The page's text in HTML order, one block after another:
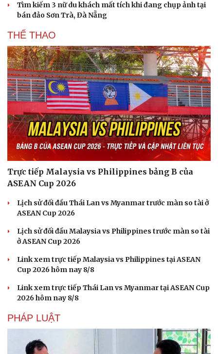
Văn hóa
Sân khấu - Điện ảnh
Văn học
Âm nhạc
Di sản
Giải trí
Nghệ sĩ
Thời trang
Sao Việt
Tìm kiếm 3 nữ du khách mất tích khi đang chụp ảnh tại
bán đảo Sơn Trà, Đà Nẵng
THỂ THAO
Trực tiếp Malaysia vs Philippines bảng B của
ASEAN Cup 2026
Lịch sử đối đầu Thái Lan vs Myanmar trước màn so tài ở
ASEAN Cup 2026
Lịch sử đối đầu Malaysia vs Philippines trước màn so tài
ở ASEAN Cup 2026
Link xem trực tiếp Malaysia vs Philippines tại ASEAN
Cup 2026 hôm nay 8/8
Link xem trực tiếp Thái Lan vs Myanmar tại ASEAN Cup
2026 hôm nay 8/8
PHÁP LUẬT